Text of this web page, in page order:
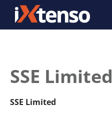
SSE Limited
SSE Limited